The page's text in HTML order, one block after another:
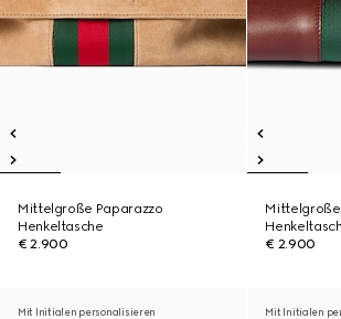
Mittelgroße Paparazzo
Henkeltasche
€ 2.900
Mittelgroße
€ 2.900
Mit Initialen personalisieren Mit Initialen